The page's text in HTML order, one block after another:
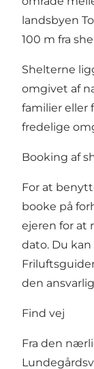
landsbyen
100 m fra
Shelterne
omgivet af
familier eller
fredelige
Booking af
For at
booke på
ejeren for at
dato. Du
den
Find vej
Fra den